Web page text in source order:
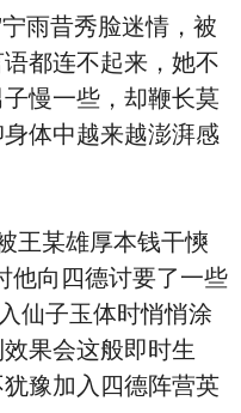
雨昔秀脸迷情，被
体中越来越澎湃‮感
他向四德讨要了一些
仙子⽟体时悄悄涂
果会这般即时生